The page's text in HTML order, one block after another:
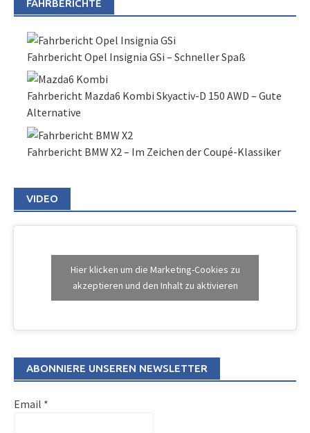
FAHRBERICHTE
Fahrbericht Opel Insignia GSi – Schneller Spaß
Fahrbericht Mazda6 Kombi Skyactiv-D 150 AWD – Gute
Alternative
Fahrbericht BMW X2 – Im Zeichen der Coupé-Klassiker
VIDEO
Hier klicken um die Marketing-Cookies zu
akzeptieren und den Inhalt zu aktivieren
ABONNIERE UNSEREN NEWSLETTER
Email *